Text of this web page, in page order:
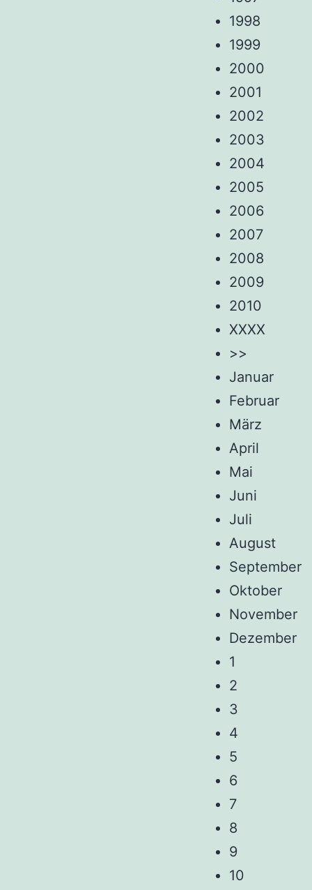
1998
1999
2000
2001
2002
2003
2004
2005
2006
2007
2008
2009
2010
XXXX
>>
Januar
Februar
März
April
Mai
Juni
Juli
August
September
Oktober
November
Dezember
1
2
3
4
5
6
7
8
9
10